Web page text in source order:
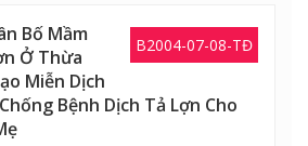
B2004-07-08-TĐ
Bố Mầm
Ở Thừa
Miễn Dịch
Bệnh Dịch Tả Lợn Cho